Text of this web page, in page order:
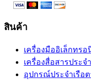
สินค้า
เครื่องมืออิเล็กทรอ
เครื่องสื่อสารประจ
อุปกรณ์ประจำเรือ